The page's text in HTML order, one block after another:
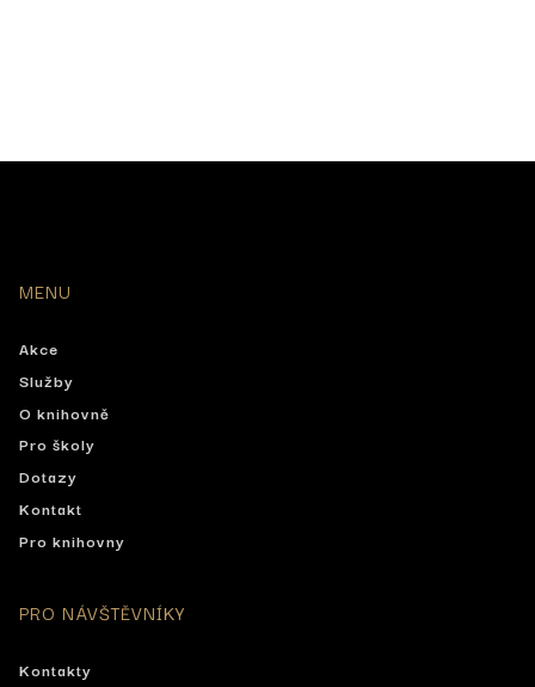
MENU
Akce
Služby
O knihovně
Pro školy
Dotazy
Kontakt
Pro knihovny
PRO NÁVŠTĚVNÍKY
Kontakty